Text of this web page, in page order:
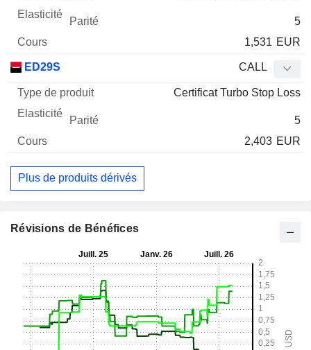
5
1,531 EUR
ED29S CALL
Certificat Turbo Stop Loss
5
2,403 EUR
Plus de produits dérivés
Révisions de Bénéfices